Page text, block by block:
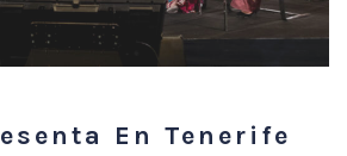
En Tenerife